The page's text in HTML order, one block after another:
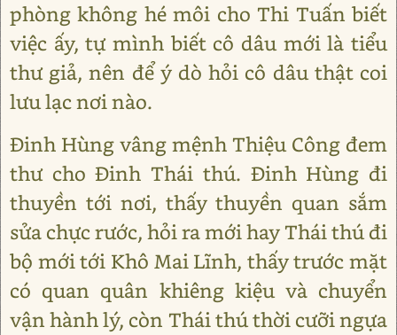
phòng không hé môi cho Thi Tuấn biết
việc ấy, tự mình biết cô dâu mới là tiểu
thư giả, nên để ý dò hỏi cô dâu thật coi
lưu lạc nơi nào.
Đinh Hùng vâng mệnh Thiệu Công đem
thư cho Đinh Thái thú. Đinh Hùng đi
thuyền tới nơi, thấy thuyền quan sắm
sửa chực rước, hỏi ra mới hay Thái thú đi
bộ mới tới Khô Mai Lĩnh, thấy trước mặt
có quan quân khiêng kiệu và chuyển
vận hành lý, còn Thái thú thời cưỡi ngựa